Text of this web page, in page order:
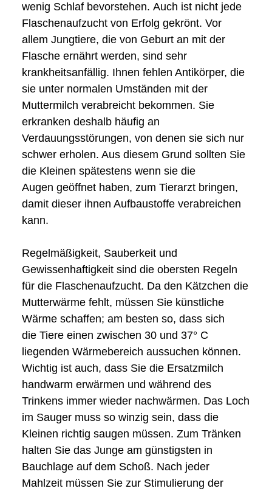
wenig Schlaf bevorstehen. Auch ist nicht jede
Flaschenaufzucht von Erfolg gekrönt. Vor
allem Jungtiere, die von Geburt an mit der
Flasche ernährt werden, sind sehr
krankheitsanfällig. Ihnen fehlen Antikörper, die
sie unter normalen Umständen mit der
Muttermilch verabreicht bekommen. Sie
erkranken deshalb häufig an
Verdauungsstörungen, von denen sie sich nur
schwer erholen. Aus diesem Grund sollten Sie
die Kleinen spätestens wenn sie die
Augen geöffnet haben, zum Tierarzt bringen,
damit dieser ihnen Aufbaustoffe verabreichen
kann.
Regelmäßigkeit, Sauberkeit und
Gewissenhaftigkeit sind die obersten Regeln
für die Flaschenaufzucht. Da den Kätzchen die
Mutterwärme fehlt, müssen Sie künstliche
Wärme schaffen; am besten so, dass sich
die Tiere einen zwischen 30 und 37° C
liegenden Wärmebereich aussuchen können.
Wichtig ist auch, dass Sie die Ersatzmilch
handwarm erwärmen und während des
Trinkens immer wieder nachwärmen. Das Loch
im Sauger muss so winzig sein, dass die
Kleinen richtig saugen müssen. Zum Tränken
halten Sie das Junge am günstigsten in
Bauchlage auf dem Schoß. Nach jeder
Mahlzeit müssen Sie zur Stimulierung der